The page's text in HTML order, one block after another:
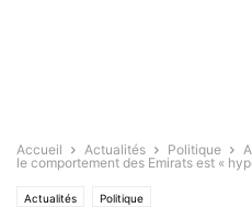
Accueil Actualités Politique
le comportement des Emirats est «
Actualités Politique